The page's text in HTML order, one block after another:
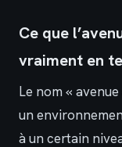
Ce que
vraiment en
Le nom «
un
à un certain